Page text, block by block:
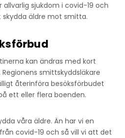
sjukdom i covid-19 och
äldre mot smitta.
kan ändras med kort
smittskyddsläkare
återinföra besöksförbudet
ett eller flera boenden.
våra äldre. Än har vi en
covid-19 och så vill vi att det